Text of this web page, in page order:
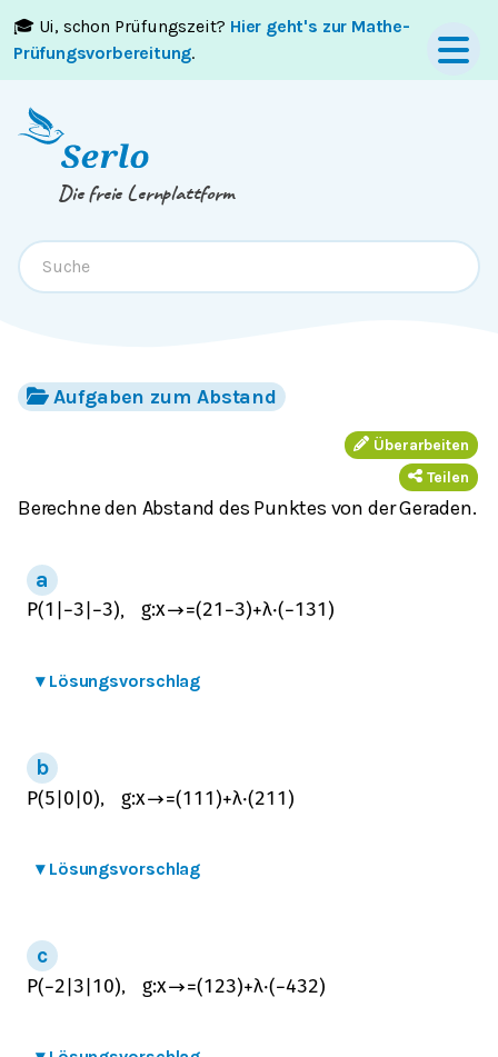
🎓 Ui, schon Prüfungszeit? Hier geht's zur Mathe-
Prüfungsvorbereitung.
Springe zumInhaltoderFooter
Die freie Lernplattform
Aufgaben zum Abstand
Überarbeiten
Teilen
Berechne den Abstand des Punktes von der Geraden.
P(1 −3 −3), g:x→=(21 −3)+λ⋅(−131 )
▾ Lösungsvorschlag
P(5 0 0), g:x→=(1 1 1 )+λ⋅(21 1 )
▾ Lösungsvorschlag
P(−2 3 10), g:x→=(1 23)+λ⋅(−432)